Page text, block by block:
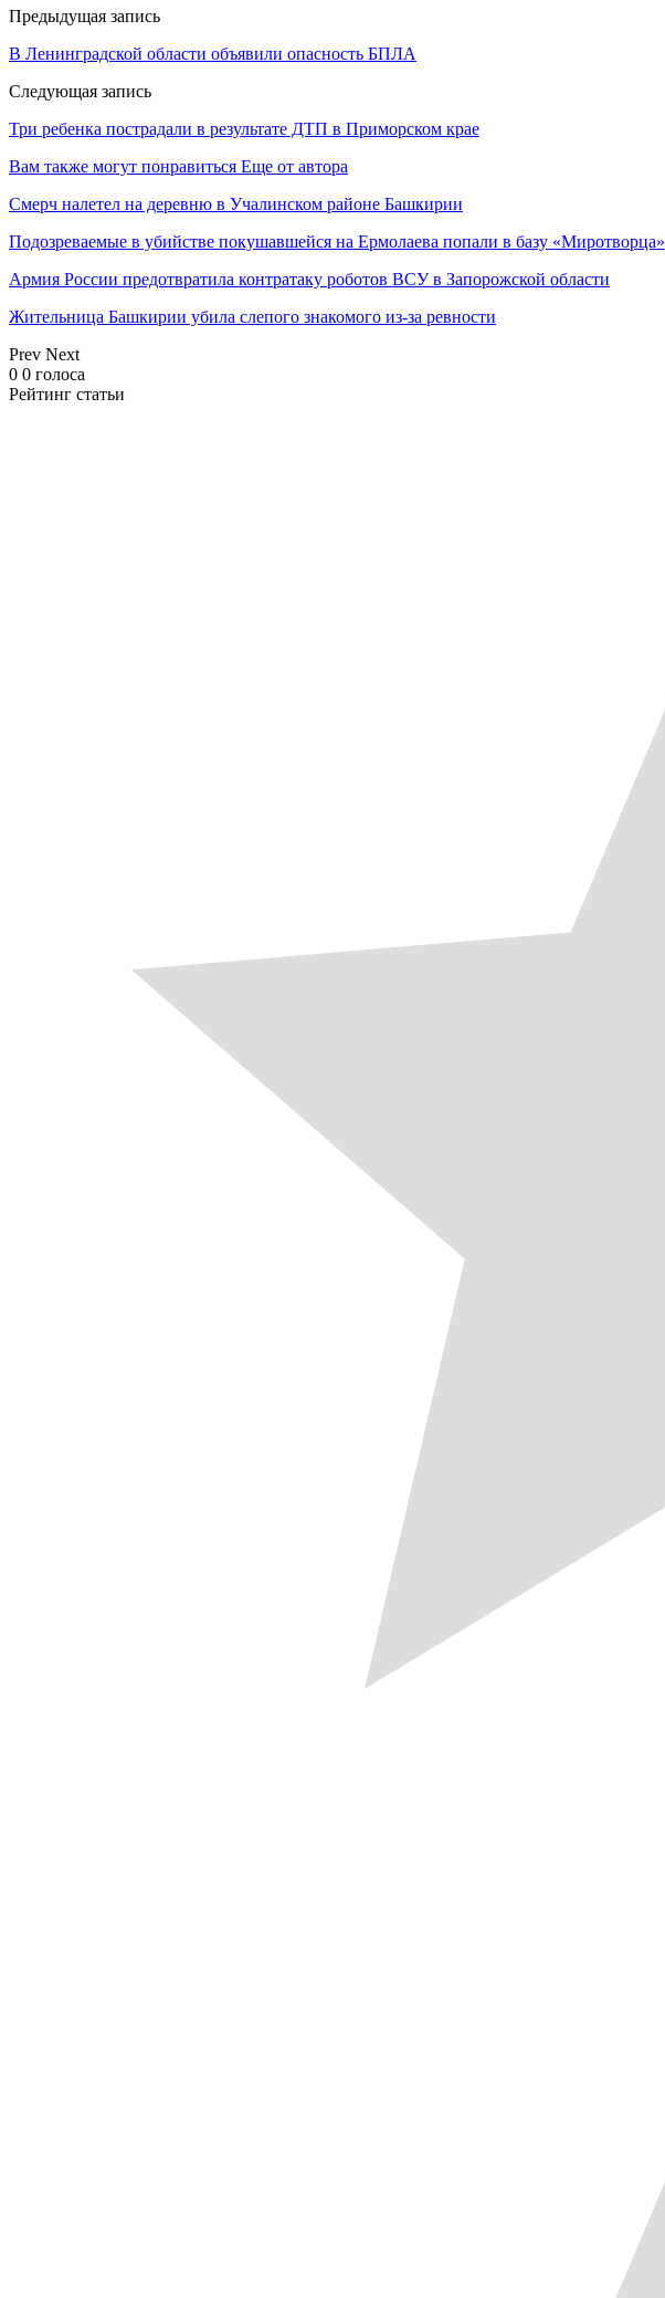
Предыдущая запись
В Ленинградской области объявили опасность БПЛА
Следующая запись
Три ребенка пострадали в результате ДТП в Приморском крае
Вам также могут понравиться Еще от автора
Смерч налетел на деревню в Учалинском районе Башкирии
Подозреваемые в убийстве покушавшейся на Ермолаева попали в базу «Миротворца»
Армия России предотвратила контратаку роботов ВСУ в Запорожской области
Жительница Башкирии убила слепого знакомого из-за ревности
Prev Next
0 0 голоса
Рейтинг статьи